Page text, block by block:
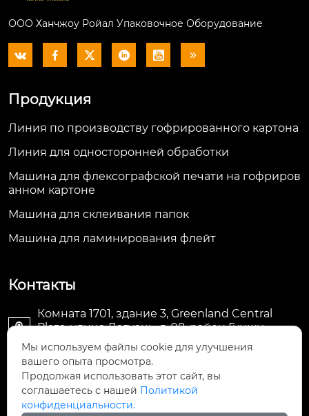
ООО Ханчжоу Ройал Упаковочное Оборудование
     
Продукция
Линия по производству гофрированного картона
Линия для односторонней обработки
Машина для флексографской печати на гофриров
анном картоне
Машина для склеивания папок
Машина для ламинирования флейт
Контакты

Комната 1701, здание 3, Greenland Central
Plaza, улица Дагуань, д. 98, район Гуншу,
Ханчжоу, провинция Чжэцзян, Китай
 machine@royal-packing.com
 +86-571-85829052
Мы используем файлы cookie для улучшения
вашего опыта просмотра.
Продолжая использовать этот сайт, вы
соглашаетесь с нашей Политикой
конфиденциальности.